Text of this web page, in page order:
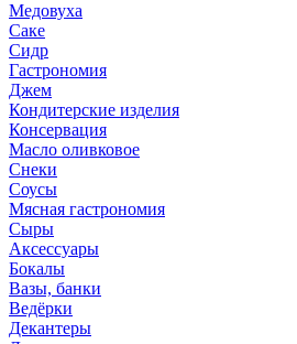
Медовуха
Саке
Сидр
Гастрономия
Джем
Кондитерские изделия
Консервация
Масло оливковое
Снеки
Соусы
Мясная гастрономия
Сыры
Аксессуары
Бокалы
Вазы, банки
Ведёрки
Декантеры